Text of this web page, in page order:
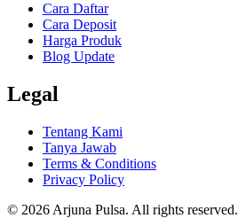
Cara Daftar
Cara Deposit
Harga Produk
Blog Update
Legal
Tentang Kami
Tanya Jawab
Terms & Conditions
Privacy Policy
© 2026 Arjuna Pulsa. All rights reserved.